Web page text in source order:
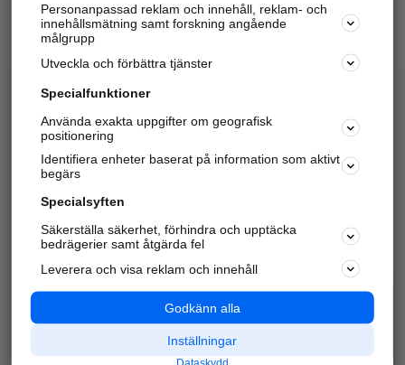
Hitta telefonnummer, adresser, företagsinfo mm.
Marknadsför företaget
Kom igång och annonsera mot
samarbetspartners nära dig.
Alla kategorier
Populära sökningar
API & Kartor
Annonsera
Integritet
Nödnummer
Personanpassad reklam och innehåll, reklam- och
innehållsmätning samt forskning angående
målgrupp
Utveckla och förbättra tjänster
Specialfunktioner
Använda exakta uppgifter om geografisk
positionering
Identifiera enheter baserat på information som aktivt
begärs
Specialsyften
Säkerställa säkerhet, förhindra och upptäcka
bedrägerier samt åtgärda fel
Leverera och visa reklam och innehåll
Godkänn alla
Inställningar
Dataskydd